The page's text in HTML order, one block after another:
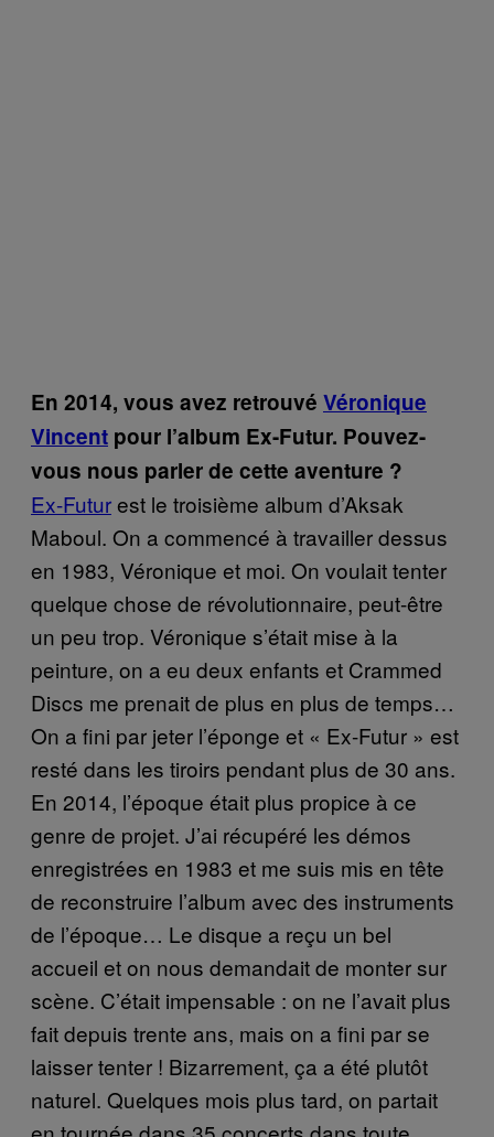
En 2014, vous avez retrouvé Véronique
Vincent pour l’album Ex-Futur. Pouvez-
vous nous parler de cette aventure ?
Ex-Futurest le troisième album d’Aksak
Maboul. On a commencé à travailler dessus
en 1983, Véronique et moi. On voulait tenter
quelque chose de révolutionnaire, peut-être
un peu trop. Véronique s’était mise à la
peinture, on a eu deux enfants et Crammed
Discs me prenait de plus en plus de temps…
On a fini par jeter l’éponge et « Ex-Futur » est
resté dans les tiroirs pendant plus de 30 ans.
En 2014, l’époque était plus propice à ce
genre de projet. J’ai récupéré les démos
enregistrées en 1983 et me suis mis en tête
de reconstruire l’album avec des instruments
de l’époque… Le disque a reçu un bel
accueil et on nous demandait de monter sur
scène. C’était impensable : on ne l’avait plus
fait depuis trente ans, mais on a fini par se
laisser tenter ! Bizarrement, ça a été plutôt
naturel. Quelques mois plus tard, on partait